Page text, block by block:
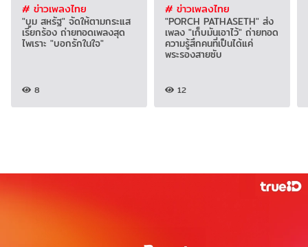
# ข่าวเพลงไทย
"บูม สหรัฐ" จัดให้ตามกระแส
เรียกร้อง ถ่ายทอดเพลงสุด
ไพเราะ "บอกรักในใจ"
8
# ข่าวเพลงไทย
"PORCH PATHASETH" ส่ง
เพลง "เก็บมันเอาไว้" ถ่ายทอด
ความรู้สึกคนที่เป็นได้แค่
พระรองสายซับ
12